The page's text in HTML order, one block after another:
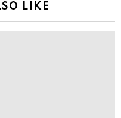
LIKE